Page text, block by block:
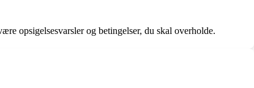
opsigelsesvarsler og betingelser, du skal overholde.